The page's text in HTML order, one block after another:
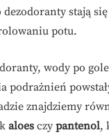
dezodoranty stają
potu.
wody po
podrażnień
znajdziemy
aloes czy pantenol,